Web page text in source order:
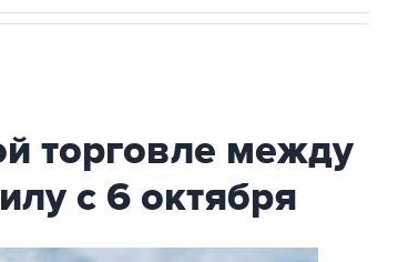
торговле между
с 6 октября